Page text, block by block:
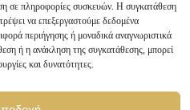
σε πληροφορίες συσκευών. Η συγκατάθεση
να επεξεργαστούμε δεδομένα
περιήγησης ή μοναδικά αναγνωριστικά
ή η ανάκληση της συγκατάθεσης, μπορεί
και δυνατότητες.
Valentine’s Day